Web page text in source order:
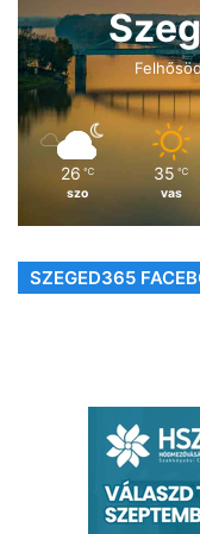
26 ℃
szo
35 ℃
vas
SZEGED365